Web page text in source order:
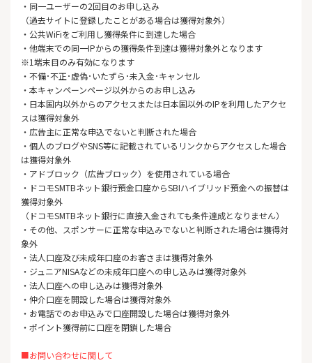
・同一ユーザーの2回目のお申し込み
（過去サイトに登録したことがある場合は獲得対象外）
・公共WiFiをご利用し獲得条件に到達した場合
・他端末での同一IPからの獲得条件到達は獲得対象外となります
※1端末目のみ有効になります
・不備･不正･虚偽･いたずら･未入金･キャンセル
・本キャンペーンページ以外からのお申し込み
・日本国内以外からのアクセスまたは日本国以外のIPを利用したアクセ
スは獲得対象外
・広告主に正常な申込でないと判断された場合
・個人のブログやSNS等に記載されているリンクからアクセスした場合
は獲得対象外
・アドブロック（広告ブロック）を使用されている場合
・ドコモSMTBネット銀行預金口座からSBIハイブリッド預金への振替は
獲得対象外
（ドコモSMTBネット銀行に直接入金されても条件達成となりません）
・その他、スポンサーに正常な申込みでないと判断された場合は獲得対
象外
・法人口座及び未成年口座のお客さまは獲得対象外
・ジュニアNISAなどの未成年口座への申し込みは獲得対象外
・法人口座への申し込みは獲得対象外
・仲介口座を開設した場合は獲得対象外
・お電話でのお申込みで口座開設した場合は獲得対象外
・ポイント獲得前に口座を閉鎖した場合
■お問い合わせに関して